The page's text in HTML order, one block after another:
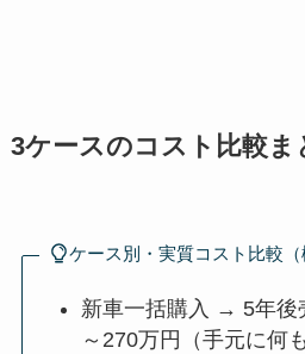
3ケースのコスト比較ま
ケース別・実質コスト比較（
新車一括購入 → 5年後
～270万円（手元に何